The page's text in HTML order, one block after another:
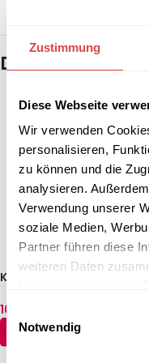
Zustimmung
Diese Webseite
Wir verwenden
personalisieren,
zu können und die
analysieren.
Verwendung unserer
soziale Medien,
Partner führen diese
weiteren Daten
Einwilligungsauswahl
Notwendig
Das könnte dir
Konferenztisch Fold (5
166,54
AUSFÜHRUNG WÄHLEN